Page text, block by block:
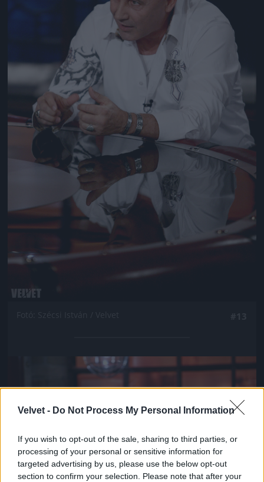
Velvet - Do Not Process My Personal Information
If you wish to opt-out of the sale, sharing to third parties, or
processing of your personal or sensitive information for
targeted advertising by us, please use the below opt-out
section to confirm your selection. Please note that after your
Jön még kép!